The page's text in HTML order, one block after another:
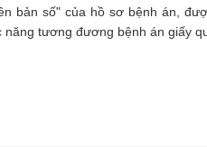
bản số" của hồ sơ bệnh án,
tương đương bệnh án giấy